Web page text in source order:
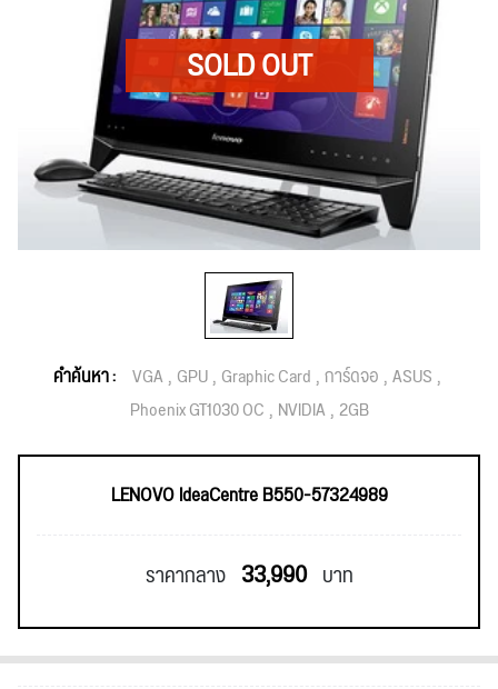
คำค้นหา : VGA GPU Graphic Card การ์ดจอ ASUS
Phoenix GT1030 OC NVIDIA 2GB
LENOVO IdeaCentre B550-57324989
ราคากลาง 33,990 บาท